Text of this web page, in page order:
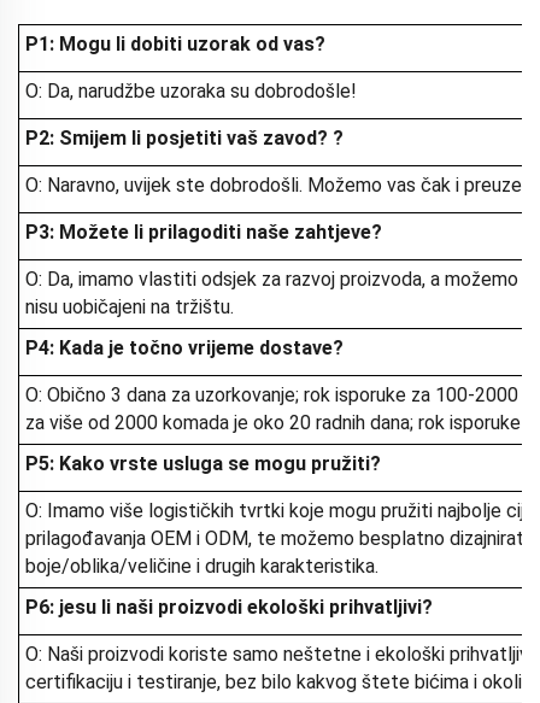
P1: Mogu li dobiti uzorak od vas?
O: Da, narudžbe uzoraka su dobrodošle!
P2: Smijem li posjetiti vaš zavod? ?
O: Naravno, uvijek ste dobrodošli. Možemo vas čak i preuzeti
P3: Možete li prilagoditi naše zahtjeve?
O: Da, imamo vlastiti odsjek za razvoj proizvoda, a možemo
nisu uobičajeni na tržištu.
P4: Kada je točno vrijeme dostave?
O: Obično 3 dana za uzorkovanje; rok isporuke za 100-2000
za više od 2000 komada je oko 20 radnih dana; rok isporuke
P5: Kako vrste usluga se mogu pružiti?
O: Imamo više logističkih tvrtki koje mogu pružiti najbolje
prilagođavanja OEM i ODM, te možemo besplatno dizajnirati
boje/oblika/veličine i drugih karakteristika.
P6: jesu li naši proizvodi ekološki prihvatljivi?
O: Naši proizvodi koriste samo neštetne i ekološki
certifikaciju i testiranje, bez bilo kakvog štete bićima i